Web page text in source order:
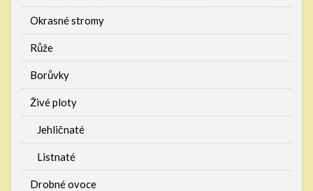
Okrasné stromy
Růže
Borůvky
Živé ploty
Jehličnaté
Listnaté
Drobné ovoce